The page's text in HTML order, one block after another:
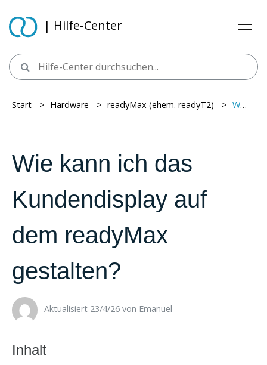
| Hilfe-Center
Start > ​ Hardware > ​ readyMax (ehem. readyT2) > ​ Wie kann ich das Kundendisplay auf dem readyMax gestalten?
Wie kann ich das
Kundendisplay auf
dem readyMax
gestalten?
Aktualisiert 23/4/26 ​von Emanuel